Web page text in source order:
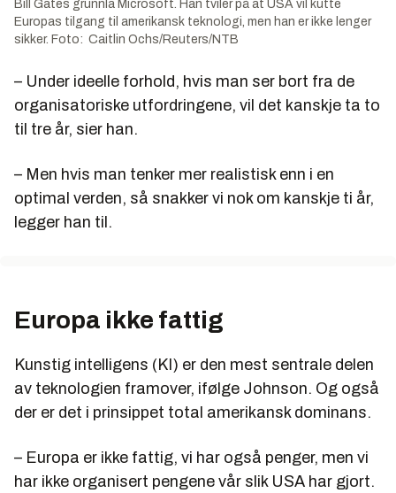
Bill Gates grunnla Microsoft. Han tviler på at USA vil kutte
Europas tilgang til amerikansk teknologi, men han er ikke lenger
sikker. Foto: Caitlin Ochs/Reuters/NTB
– Under ideelle forhold, hvis man ser bort fra de
organisatoriske utfordringene, vil det kanskje ta to
til tre år, sier han.
– Men hvis man tenker mer realistisk enn i en
optimal verden, så snakker vi nok om kanskje ti år,
legger han til.
Europa ikke fattig
Kunstig intelligens (KI) er den mest sentrale delen
av teknologien framover, ifølge Johnson. Og også
der er det i prinsippet total amerikansk dominans.
– Europa er ikke fattig, vi har også penger, men vi
har ikke organisert pengene vår slik USA har gjort.